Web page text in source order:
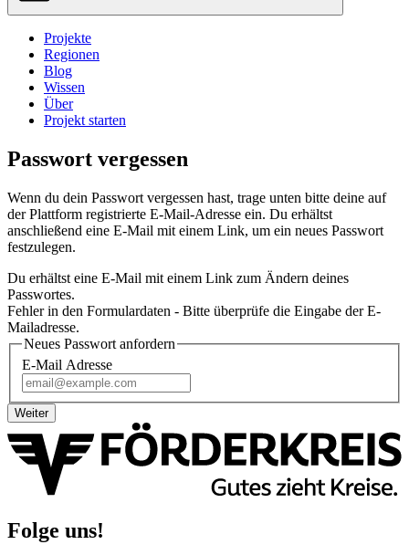
Projekte
Regionen
Blog
Wissen
Über
Projekt starten
Passwort vergessen
Wenn du dein Passwort vergessen hast, trage unten bitte deine auf
der Plattform registrierte E-Mail-Adresse ein. Du erhältst
anschließend eine E-Mail mit einem Link, um ein neues Passwort
festzulegen.
Du erhältst eine E-Mail mit einem Link zum Ändern deines
Passwortes.
Fehler in den Formulardaten - Bitte überprüfe die Eingabe der E-
Mailadresse.
Neues Passwort anfordern
E-Mail Adresse
Weiter
Folge uns!